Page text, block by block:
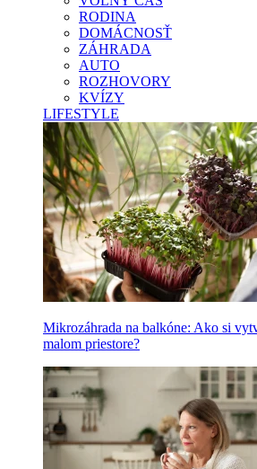
RODINA
DOMÁCNOSŤ
ZÁHRADA
AUTO
ROZHOVORY
KVÍZY
LIFESTYLE
Mikrozáhrada na balkóne: Ako si
malom priestore?